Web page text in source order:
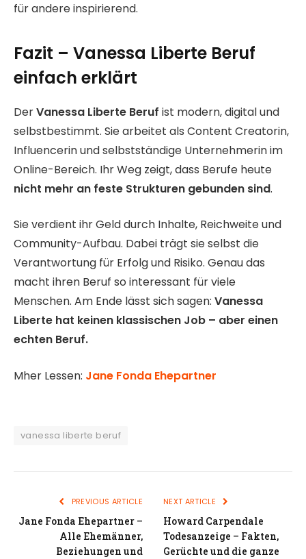
für andere inspirierend.
Fazit – Vanessa Liberte Beruf
einfach erklärt
DerVanessa Liberte Beruf ist modern, digital und
selbstbestimmt. Sie arbeitet als Content Creatorin,
Influencerin und selbstständige Unternehmerin im
Online-Bereich. Ihr Weg zeigt, dass Berufe heute
nicht mehr an feste Strukturen gebunden sind.
Sie verdient ihr Geld durch Inhalte, Reichweite und
Community-Aufbau. Dabei trägt sie selbst die
Verantwortung für Erfolg und Risiko. Genau das
macht ihren Beruf so interessant für viele
Menschen. Am Ende lässt sich sagen: Vanessa
Liberte hat keinen klassischen Job – aber einen
echten Beruf.
Mher Lessen: Jane Fonda Ehepartner
vanessa liberte beruf
PREVIOUS ARTICLE
Jane Fonda Ehepartner –
Alle Ehemänner,
Beziehungen und
NEXT ARTICLE
Howard Carpendale
Todesanzeige – Fakten,
Gerüchte und die ganze